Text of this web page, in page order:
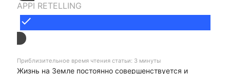
APPI RETELLING
done
Приблизительное время чтения статьи: 3 минуты
Жизнь на Земле постоянно совершенствуется и